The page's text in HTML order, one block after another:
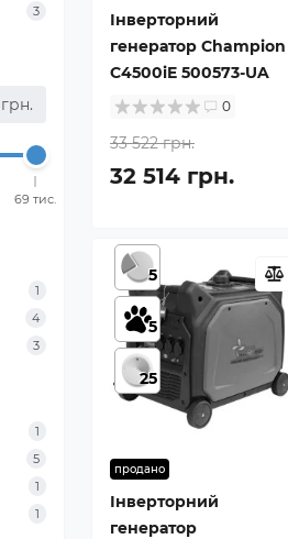
3
грн.
69 тис.
1
4
3
1
5
1
1
Інверторний
генератор Champion
C4500iE 500573-UA
0
33 522 грн.
32 514 грн.
продано
Інверторний
генератор
5
5
25